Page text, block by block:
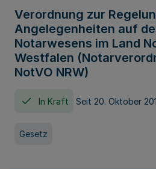
Verordnung zur
Angelegenheiten auf
Notarwesens im Land
Westfalen
NotVO NRW)
In Kraft Seit 20. Oktober
Gesetz